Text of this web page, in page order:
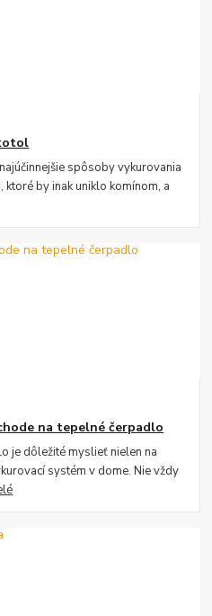
spôsoby vykurovania
by inak uniklo komínom, a
na tepelné čerpadlo
je dôležité myslieť nielen na
systém v dome. Nie vždy